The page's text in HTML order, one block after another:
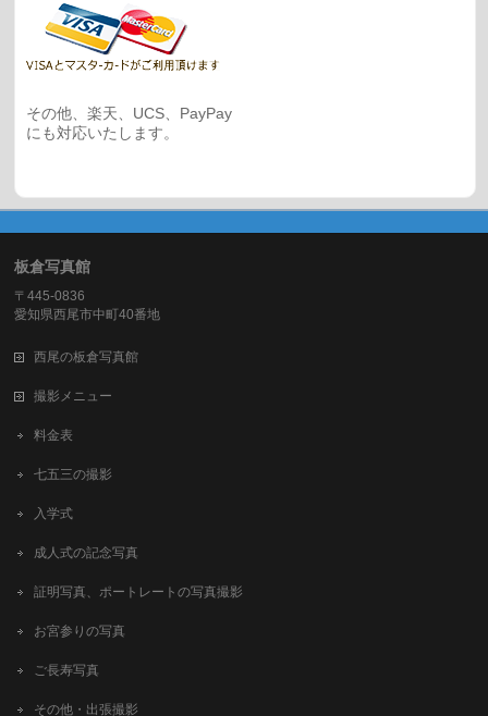
その他、楽天、UCS、PayPay
にも対応いたします。
板倉写真館
〒445-0836
愛知県西尾市中町40番地
西尾の板倉写真館
撮影メニュー
料金表
七五三の撮影
入学式
成人式の記念写真
証明写真、ポートレートの写真撮影
お宮参りの写真
ご長寿写真
その他・出張撮影